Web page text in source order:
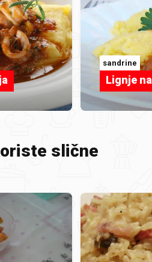
sandrine
Lignje
slične